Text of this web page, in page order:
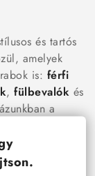
és tartós
amelyek
is: férfi
, fülbevalók és
a
közül